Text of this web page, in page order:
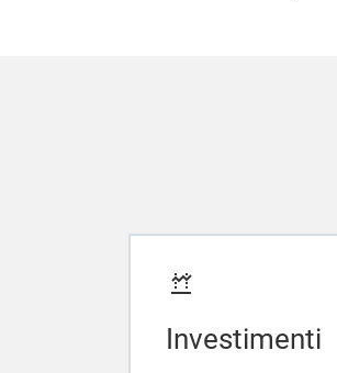
Investimenti